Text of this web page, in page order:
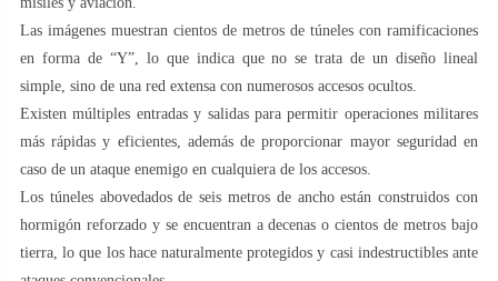
Las imágenes muestran cientos de metros de túneles con ramificaciones
en forma de “Y”, lo que indica que no se trata de un diseño lineal
simple, sino de una red extensa con numerosos accesos ocultos.
Existen múltiples entradas y salidas para permitir operaciones militares
más rápidas y eficientes, además de proporcionar mayor seguridad en
caso de un ataque enemigo en cualquiera de los accesos.
Los túneles abovedados de seis metros de ancho están construidos con
hormigón reforzado y se encuentran a decenas o cientos de metros bajo
tierra, lo que los hace naturalmente protegidos y casi indestructibles ante